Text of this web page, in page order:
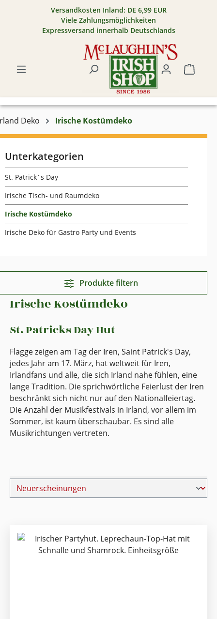
Zum Hauptinhalt springenVersandkosten Inland: DE 6,99 EUR
Viele Zahlungsmöglichkeiten
Expressversand innerhalb Deutschlands
Deko Irische Kostümdeko
Unterkategorien
St. Patrick´s Day
Irische Tisch- und Raumdeko
Irische Kostümdeko
Irische Deko für Gastro Party und Events
Produkte filtern
Irische Kostümdeko
St. Patricks Day Hut
Flagge zeigen am Tag der Iren, Saint Patrick's Day,
jedes Jahr am 17. März, hat weltweit für Iren,
Irlandfans und alle, die sich Irland nahe fühlen, eine
lange Tradition. Die sprichwörtliche Feierlust der Iren
beschränkt sich nicht nur auf den Nationalfeiertag.
Die Anzahl der Musikfestivals in Irland, vor allem im
Sommer, ist kaum überschaubar. Es sind alle
Musikrichtungen vertreten.